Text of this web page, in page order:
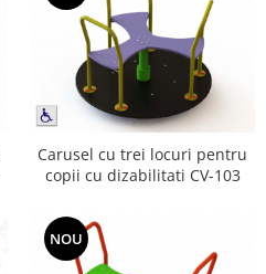
Carusel cu trei locuri pentru
copii cu dizabilitati CV-103
NOU